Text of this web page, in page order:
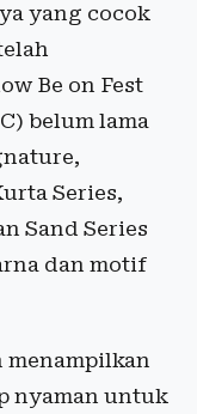
yang cocok
Be on Fest
belum lama
Series,
Sand Series
dan motif
menampilkan
nyaman untuk